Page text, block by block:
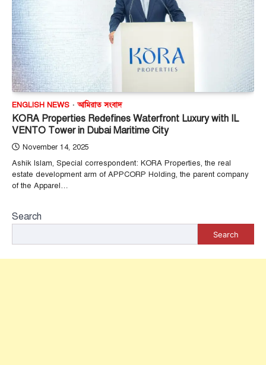
ENGLISH NEWS আমিরাত সংবাদ
KORA Properties Redefines Waterfront Luxury with IL
VENTO Tower in Dubai Maritime City
November 14, 2025
Ashik Islam, Special correspondent: KORA Properties, the real
estate development arm of APPCORP Holding, the parent company
of the Apparel…
Search
Search